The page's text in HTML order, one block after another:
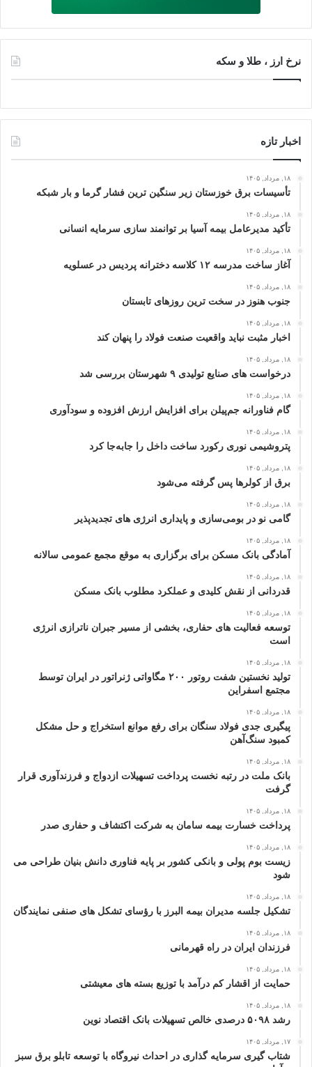
نرخ ارز ، طلا و سکه
اخبار تازه
۱۸, مرداد, ۱۴۰۵
تأسیسات برق خوزستان زیر سنگین‌ ترین فشار گرما و بار شبکه
۱۸, مرداد, ۱۴۰۵
تأکید مدیرعامل بیمه آسیا بر توانمند سازی سرمایه انسانی
۱۸, مرداد, ۱۴۰۵
آغاز ساخت مدرسه ۱۲ کلاسه دخترانه پردیس در عسلویه
۱۸, مرداد, ۱۴۰۵
جنوب هنوز در سخت‌ ترین روزهای تابستان
۱۸, مرداد, ۱۴۰۵
اخبار مثبت نباید واقعیت صنعت فولاد را پنهان کند
۱۸, مرداد, ۱۴۰۵
درخواست‌ های صنایع تولیدی ۹ شهرستان بررسی شد
۱۸, مرداد, ۱۴۰۵
گام فناورانه جم‌پیلن برای افزایش ارزش افزوده و سودآوری
۱۸, مرداد, ۱۴۰۵
پتروشیمی نوری رکورد ساخت داخل را جابه‌جا کرد
۱۸, مرداد, ۱۴۰۵
برق از کولرها پس گرفته می‌شود
۱۸, مرداد, ۱۴۰۵
گامی نو در بومی‌سازی و پایداری انرژی‌ های تجدیدپذیر
۱۸, مرداد, ۱۴۰۵
آمادگی بانک مسکن برای برگزاری به موقع مجمع عمومی سالانه
۱۸, مرداد, ۱۴۰۵
قدردانی از نقش کلیدی و عملکرد مطلوب بانک مسکن
۱۸, مرداد, ۱۴۰۵
توسعه فعالیت‌ های حفاری، بخشی از مسیر جبران ناترازی انرژی
است
۱۸, مرداد, ۱۴۰۵
تولید نخستین شفت روتور ۲۰۰ مگاواتی ژنراتور در ایران توسط
مجتمع اسفراین
۱۸, مرداد, ۱۴۰۵
پیگیری جدی فولاد سنگان برای رفع موانع استخراج و حل مشکل
کمبود سنگ‌آهن
۱۸, مرداد, ۱۴۰۵
بانک ملت در رتبه نخست پرداخت تسهیلات ازدواج و فرزندآوری قرار
گرفت
۱۸, مرداد, ۱۴۰۵
پرداخت خسارت بیمه سامان به شرکت اکتشاف و حفاری صدر
۱۸, مرداد, ۱۴۰۵
زیست بوم پولی و بانکی کشور بر پایه فناوری دانش بنیان طراحی می
شود
۱۸, مرداد, ۱۴۰۵
تشکیل جلسه مدیران بیمه البرز با رؤسای تشکل های صنفی نمایندگان
۱۸, مرداد, ۱۴۰۵
فرزندان ایران در راه قهرمانی
۱۸, مرداد, ۱۴۰۵
حمایت از اقشار کم‌ درآمد با توزیع بسته‌ های معیشتی
۱۸, مرداد, ۱۴۰۵
رشد ۵۰۹۸ درصدی خالص تسهیلات بانک اقتصاد نوین
۱۷, مرداد, ۱۴۰۵
شتاب گیری سرمایه گذاری در احداث نیروگاه با توسعه تابلو برق سبز